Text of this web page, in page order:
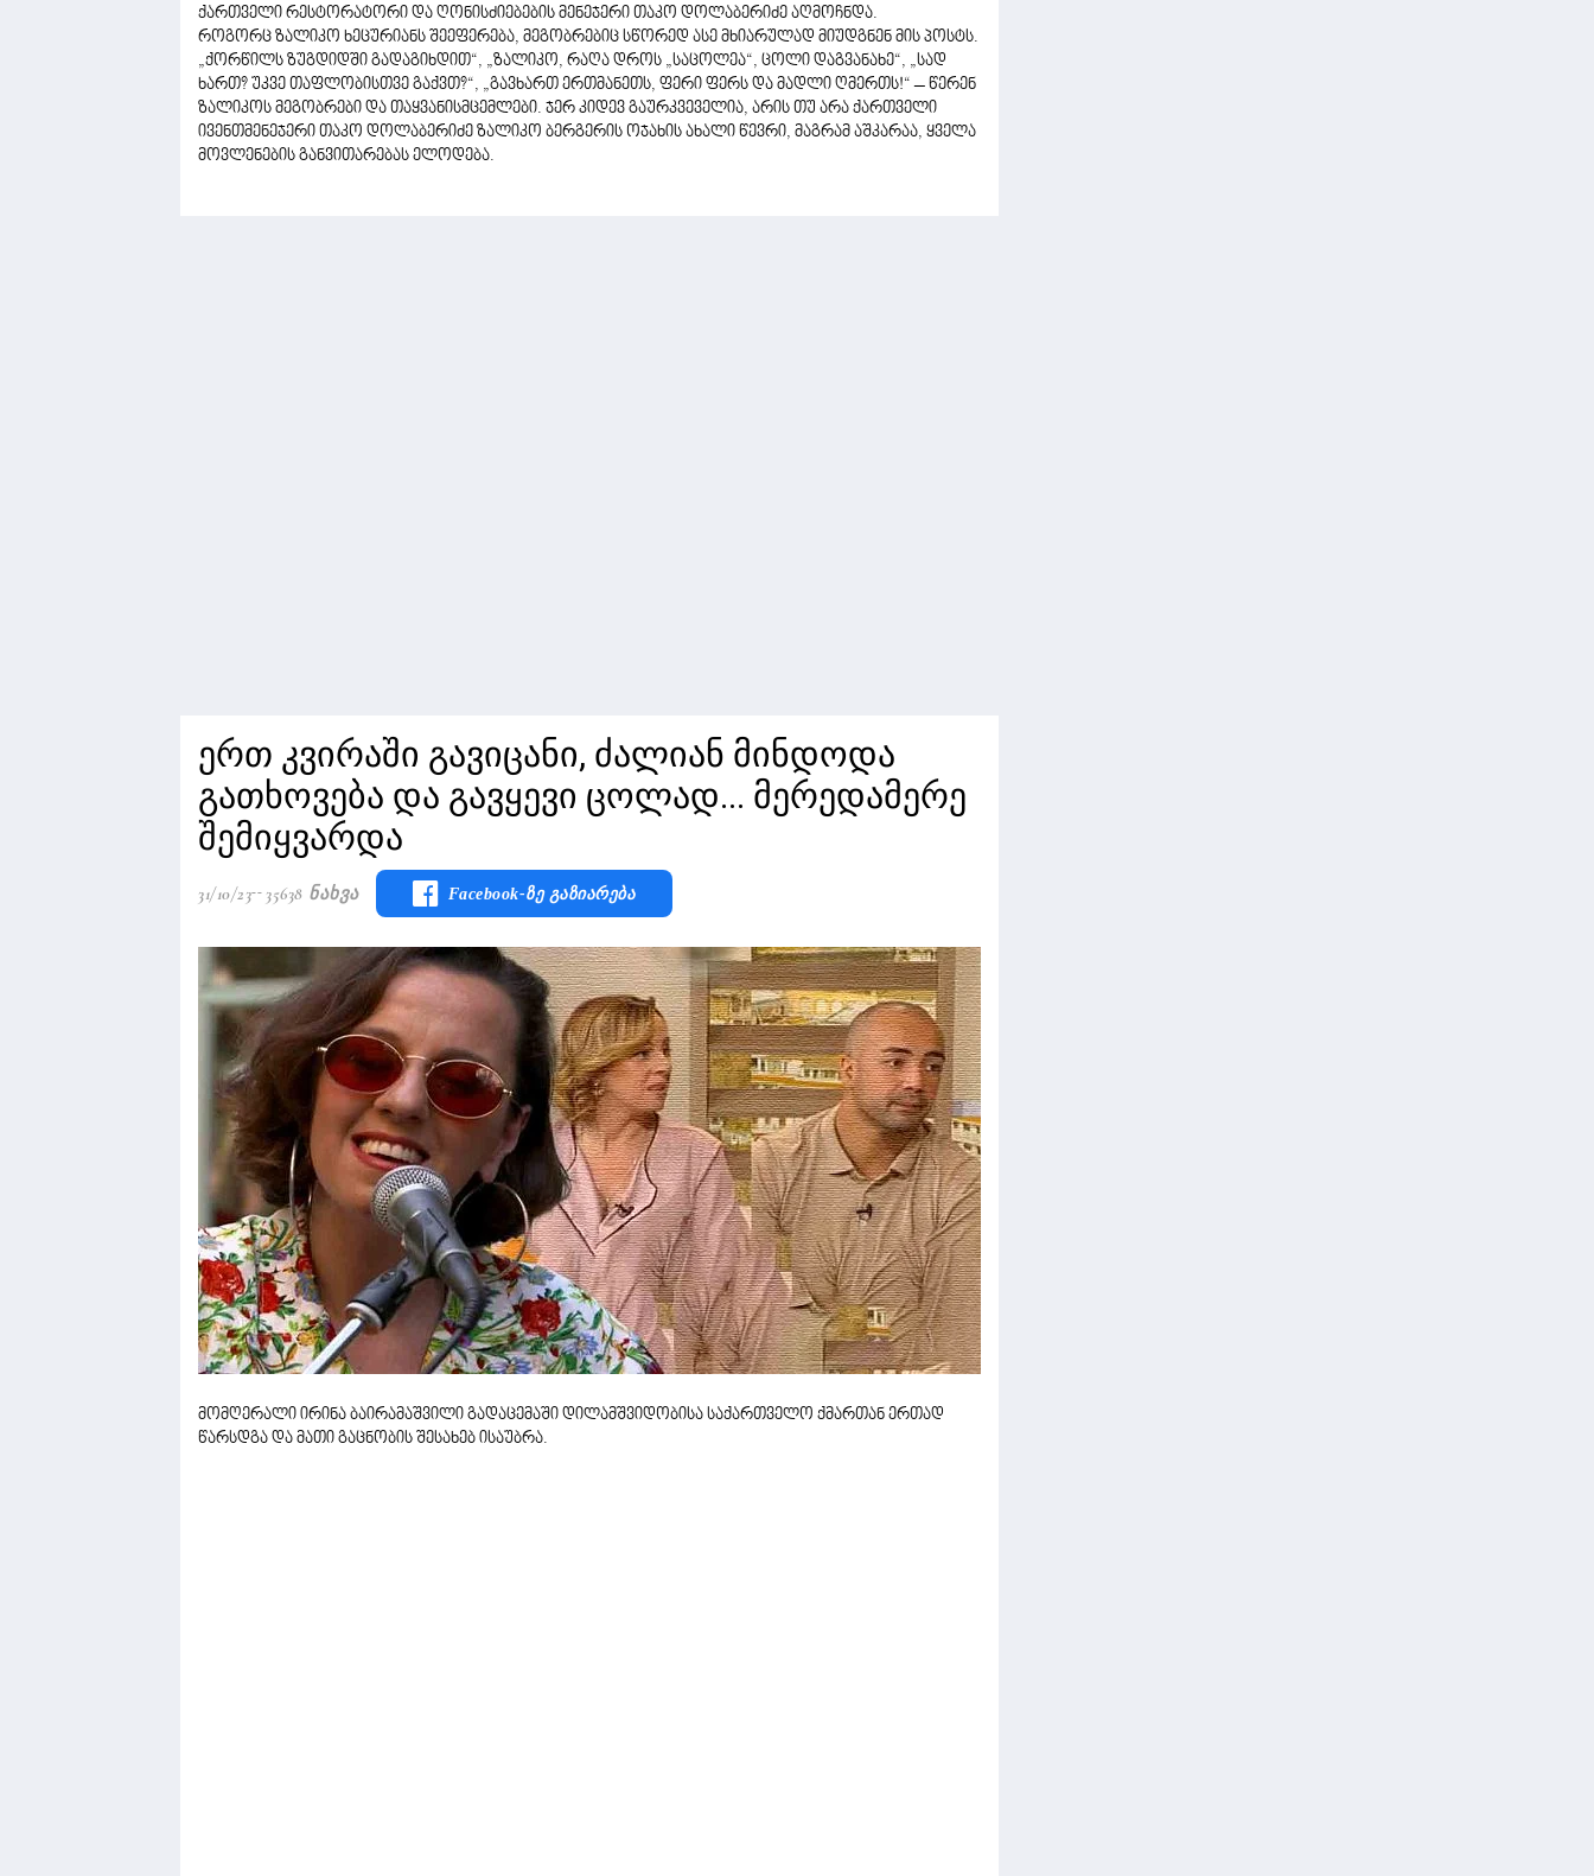
ქართველი რესტორატორი და ღონისძიებების მენეჯერი თაკო დოლაბერიძე აღმოჩნდა.
როგორც ზალიკო ხეცურიანს შეეფერება, მეგობრებიც სწორედ ასე მხიარულად მიუდგნენ მის პოსტს.
„ქორწილს ზუგდიდში გადაგიხდით“, „ზალიკო, რაღა დროს „საცოლეა“, ცოლი დაგვანახე“, „სად
ხართ? უკვე თაფლობისთვე გაქვთ?“, „გავხართ ერთმანეთს, ფერი ფერს და მადლი ღმერთს!“ – წერენ
ზალიკოს მეგობრები და თაყვანისმცემლები. ჯერ კიდევ გაურკვეველია, არის თუ არა ქართველი
ივენთმენეჯერი თაკო დოლაბერიძე ზალიკო ბერგერის ოჯახის ახალი წევრი, მაგრამ აშკარაა, ყველა
მოვლენების განვითარებას ელოდება.
ერთ კვირაში გავიცანი, ძალიან მინდოდა
გათხოვება და გავყევი ცოლად... მერედამერე
შემიყვარდა
31/10/23 35638 Ნახვა Facebook-Ზე Გაზიარება
მომღერალი ირინა ბაირამაშვილი გადაცემაში დილამშვიდობისა საქართველო ქმართან ერთად
წარსდგა და მათი გაცნობის შესახებ ისაუბრა.